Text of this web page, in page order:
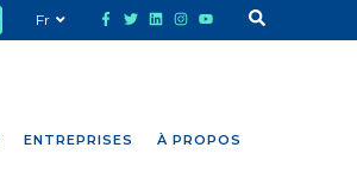
ENTREPRISES À PROPOS
Fr